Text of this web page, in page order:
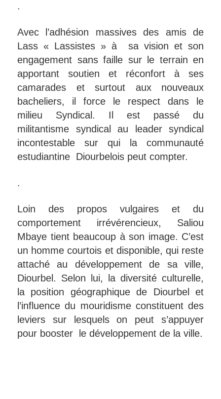
.
Avec l’adhésion massives des amis de
Lass « Lassistes » à sa vision et son
engagement sans faille sur le terrain en
apportant soutien et réconfort à ses
camarades et surtout aux nouveaux
bacheliers, il force le respect dans le
milieu Syndical. Il est passé du
militantisme syndical au leader syndical
incontestable sur qui la communauté
estudiantine Diourbelois peut compter.
.
Loin des propos vulgaires et du
comportement irrévérencieux, Saliou
Mbaye tient beaucoup à son image. C’est
un homme courtois et disponible, qui reste
attaché au développement de sa ville,
Diourbel. Selon lui, la diversité culturelle,
la position géographique de Diourbel et
l’influence du mouridisme constituent des
leviers sur lesquels on peut s’appuyer
pour booster le développement de la ville.